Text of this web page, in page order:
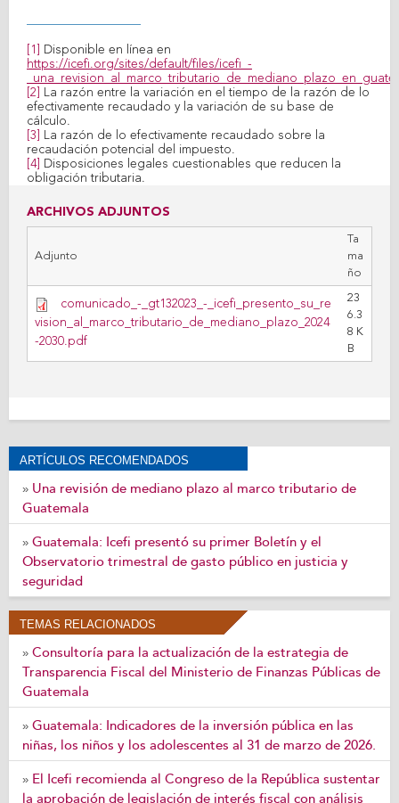
[1]
Disponible en línea en
https://icefi.org/sites/default/files/icefi_-
[2]
La razón entre la variación en el tiempo de la razón de lo
efectivamente recaudado y la variación de su base de
cálculo.
[3]
La razón de lo efectivamente recaudado sobre la
recaudación potencial del impuesto.
[4]
Disposiciones legales cuestionables que reducen la
obligación tributaria.
ARCHIVOS ADJUNTOS
Adjunto
Ta
ma
ño
comunicado_-_gt132023_-_icefi_presento_su_re
vision_al_marco_tributario_de_mediano_plazo_2024
-2030.pdf
23
6.3
8 K
B
ARTÍCULOS RECOMENDADOS
» Una revisión de mediano plazo al marco tributario de
Guatemala
» Guatemala: Icefi presentó su primer Boletín y el
Observatorio trimestral de gasto público en justicia y
seguridad
TEMAS RELACIONADOS
» Consultoría para la actualización de la estrategia de
Transparencia Fiscal del Ministerio de Finanzas Públicas de
Guatemala
» Guatemala: Indicadores de la inversión pública en las
niñas, los niños y los adolescentes al 31 de marzo de 2026.
» El Icefi recomienda al Congreso de la República sustentar
la aprobación de legislación de interés fiscal con análisis